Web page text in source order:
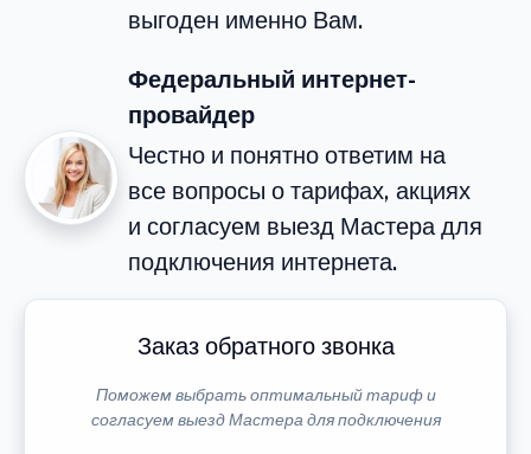
выгоден именно Вам.
Федеральный интернет-
провайдер
Честно и понятно ответим на
все вопросы о тарифах, акциях
и согласуем выезд Мастера для
подключения интернета.
Заказ обратного звонка
Поможем выбрать оптимальный тариф и
согласуем выезд Мастера для подключения